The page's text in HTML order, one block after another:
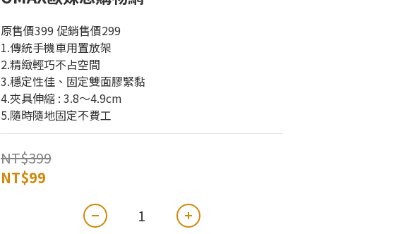
原售價399 促銷售價299
1.傳統手機車用置放架
2.精緻輕巧不占空間
3.穩定性佳、固定雙面膠緊黏
4.夾具伸縮 : 3.8～4.9cm
5.隨時隨地固定不費工
NT$399
NT$99